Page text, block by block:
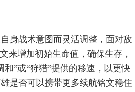
身战术意图而灵活调整，面对敌
来增加初始生命值，确保生存，
”或“狩猎”提供的移速，以更快
是否可以携带更多续航铭文稳住